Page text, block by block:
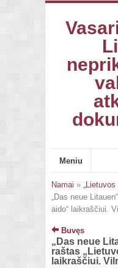
Meniu
Namai »
„Das neue
aido“ laikraščiui.
Buvęs
„Das neue
raštas
laikraščiui.